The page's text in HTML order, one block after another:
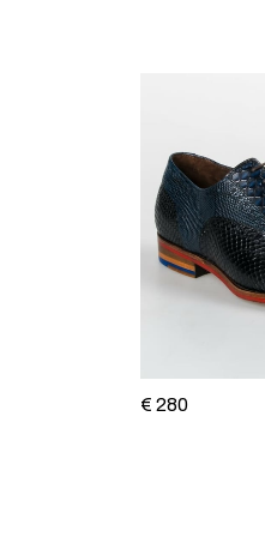
€ 280